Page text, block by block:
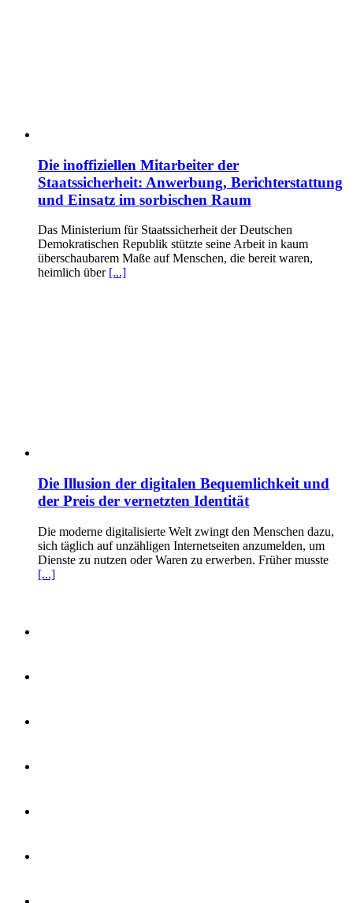
Die inoffiziellen Mitarbeiter der
Staatssicherheit: Anwerbung, Berichterstattung
und Einsatz im sorbischen Raum
Das Ministerium für Staatssicherheit der Deutschen
Demokratischen Republik stützte seine Arbeit in kaum
überschaubarem Maße auf Menschen, die bereit waren,
heimlich über [...]
Die Illusion der digitalen Bequemlichkeit und
der Preis der vernetzten Identität
Die moderne digitalisierte Welt zwingt den Menschen dazu,
sich täglich auf unzähligen Internetseiten anzumelden, um
Dienste zu nutzen oder Waren zu erwerben. Früher musste
[...]